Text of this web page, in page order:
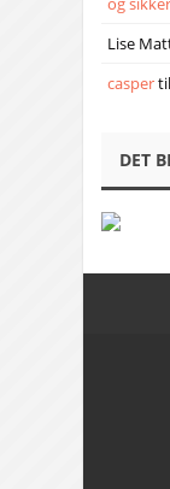
Lise
caspertil
DET